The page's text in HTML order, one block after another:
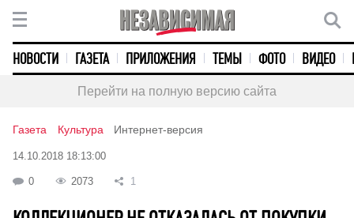
НОВОСТИ ГАЗЕТА ПРИЛОЖЕНИЯ ТЕМЫ ФОТО ВИДЕО
Перейти на полную версию сайта
Газета Культура Интернет-версия
14.10.2018 18:13:00
0 2073 1